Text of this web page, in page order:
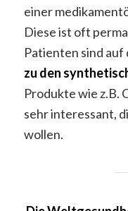
einer
Diese ist oft
Patienten sind auf
zu den
Produkte wie z.B.
sehr interessant,
wollen.